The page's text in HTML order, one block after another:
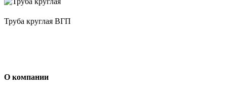
Труба круглая ВГП
О компании